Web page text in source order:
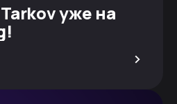
уже на
>